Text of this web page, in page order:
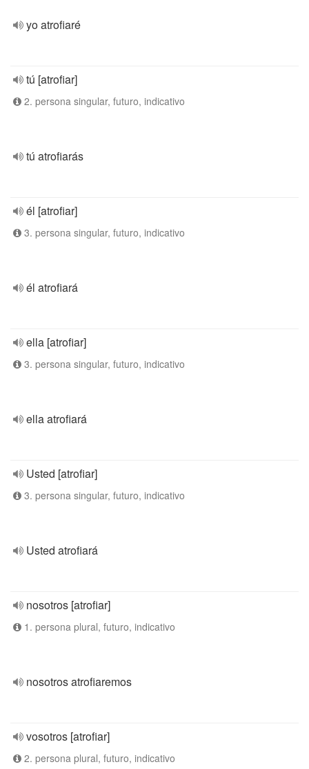
yo atrofiaré
tú [atrofiar]
2. persona singular, futuro, indicativo
tú atrofiarás
él [atrofiar]
3. persona singular, futuro, indicativo
él atrofiará
ella [atrofiar]
3. persona singular, futuro, indicativo
ella atrofiará
Usted [atrofiar]
3. persona singular, futuro, indicativo
Usted atrofiará
nosotros [atrofiar]
1. persona plural, futuro, indicativo
nosotros atrofiaremos
vosotros [atrofiar]
2. persona plural, futuro, indicativo